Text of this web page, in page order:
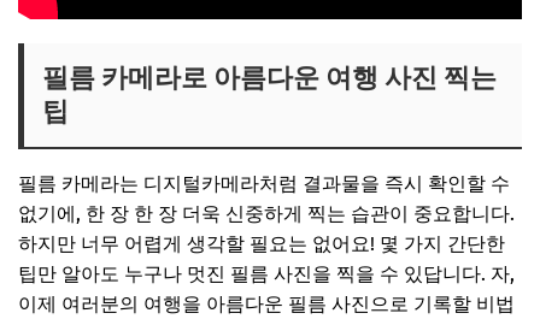
필름 카메라로 아름다운 여행 사진 찍는
팁
필름 카메라는 디지털카메라처럼 결과물을 즉시 확인할 수
없기에, 한 장 한 장 더욱 신중하게 찍는 습관이 중요합니다.
하지만 너무 어렵게 생각할 필요는 없어요! 몇 가지 간단한
팁만 알아도 누구나 멋진 필름 사진을 찍을 수 있답니다. 자,
이제 여러분의 여행을 아름다운 필름 사진으로 기록할 비법